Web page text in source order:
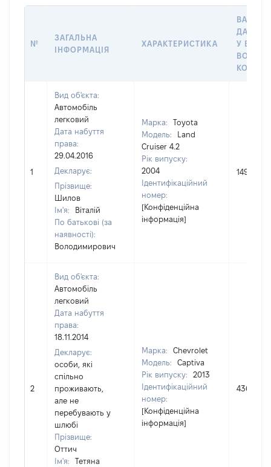
№
ЗАГАЛЬНА
ІНФОРМАЦІЯ
ХАРАКТЕРИСТИКА
ДАТУ
У
1
Вид об'єкта:
Автомобіль
легковий
Дата набуття
права:
29.04.2016
Декларує:
Прізвище:
Шилов
Ім'я:
Віталій
По батькові (за
наявності):
Володимирович
Марка:
Toyota
Модель:
Land
Cruiser 4.2
Рік випуску:
2004
Ідентифікаційний
номер:
[Конфіденційна
інформація]
149000
2
Вид об'єкта:
Автомобіль
легковий
Дата набуття
права:
18.11.2014
Декларує:
особи, які
спільно
проживають,
але не
перебувають у
шлюбі
Прізвище:
Оттич
Ім'я:
Тетяна
Марка:
Chevrolet
Модель:
Captiva
Рік випуску:
2013
Ідентифікаційний
номер:
[Конфіденційна
інформація]
436800